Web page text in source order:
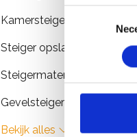
Kamersteigers
Steiger opslag & transport
Steigermateriaal
Gevelsteigers
Bekijk alles